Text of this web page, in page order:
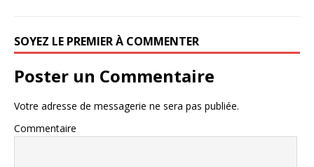
SOYEZ LE PREMIER À COMMENTER
Poster un Commentaire
Votre adresse de messagerie ne sera pas publiée.
Commentaire